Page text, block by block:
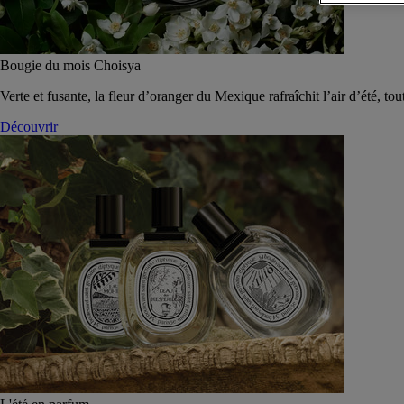
Bougie du mois Choisya
Verte et fusante, la fleur d’oranger du Mexique rafraîchit l’air d’été,
Découvrir